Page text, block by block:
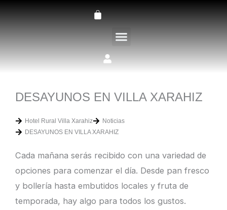
Carrito
DESAYUNOS EN VILLA XARAHIZ
Hotel Rural Villa Xarahiz
Noticias
DESAYUNOS EN VILLA XARAHIZ
Cada mañana serás recibido con una variedad de
opciones para comenzar el día. Desde pan fresco
y bollería hasta embutidos locales y fruta de
temporada, hay algo para todos los gustos.